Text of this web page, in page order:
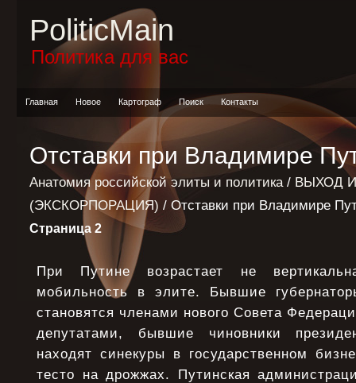
PoliticMain
Политика для вас
Главная Новое Картограф Поиск Контакты
Отставки при Владимире
Анатомия российской элиты и политика/ ВЫХОД
(ЭКСКОРПОРАЦИЯ) / Отставки при Владимире
Страница 2
При Путине возрастает не
мобильность в элите. Бывшие
становятся членами нового Совета
депутатами, бывшие чиновники
находят синекуры в государственном
тесто на дрожжах. Путинская